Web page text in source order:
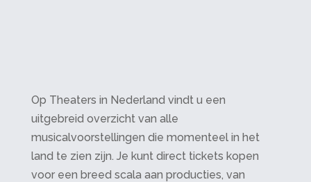
Op Theaters in Nederland vindt u een
uitgebreid overzicht van alle
musicalvoorstellingen die momenteel in het
land te zien zijn. Je kunt direct tickets kopen
voor een breed scala aan producties, van